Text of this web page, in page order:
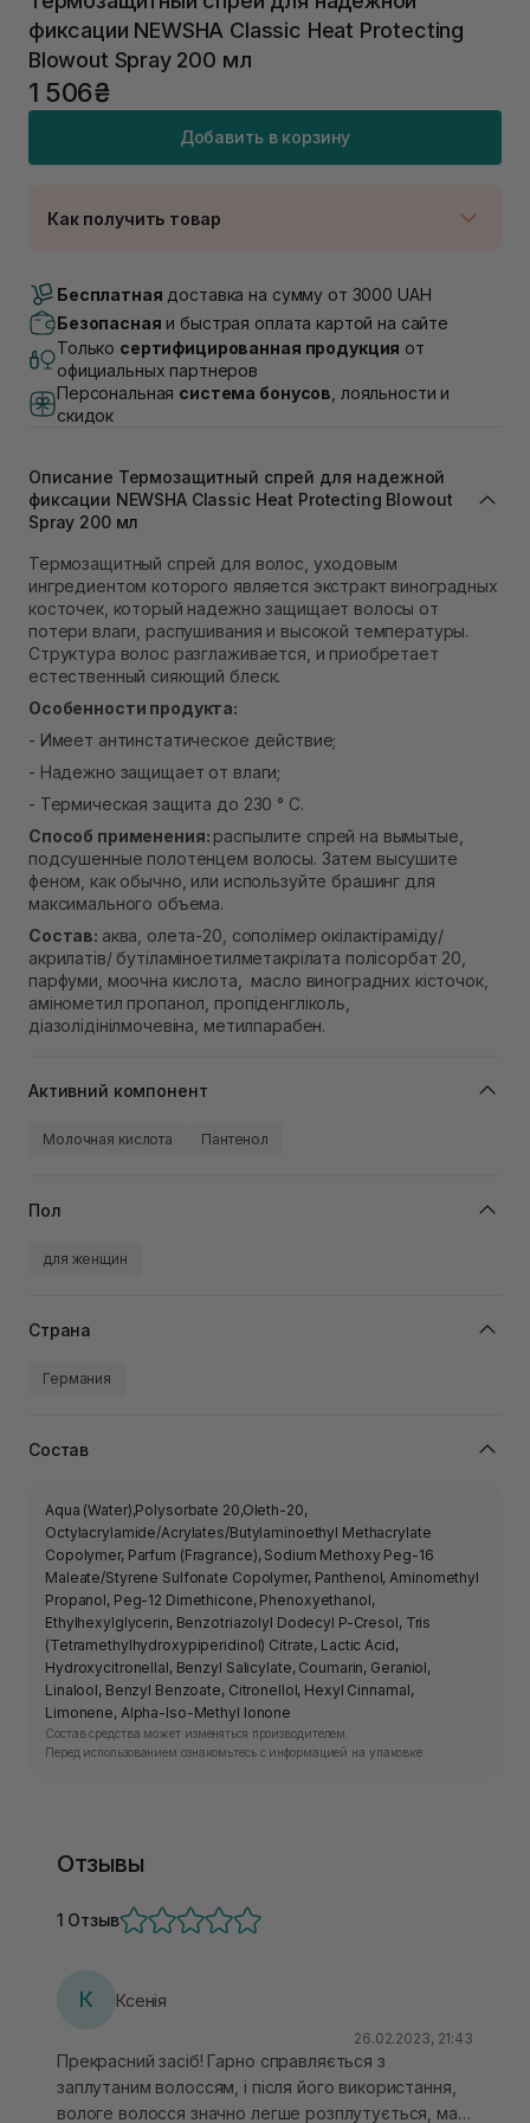
фиксации NEWSHA Classic Heat Protecting
Blowout Spray 200 мл
1 506₴
Добавить в корзину
Как получить товар
В наличии
Самовывоз г. Луцк, Винниченка 4
Самовывоз г. Львов, ул. Академика Подстригача,
1В (Duck's Lake)
Самовывоз г. Львов ул. Степана Бандеры 43
В наличии
Самовывоз Ровно
В наличии
Самовывоз г. Ровно, ул. Кулика и Гудачека 23 (ТЦ
Экватор)
В наличии
Бесплатная доставка на сумму от 3000 UAH
Безопасная и быстрая оплата картой на сайте
Только сертифицированная продукция от
официальных партнеров
Персональная система бонусов , лояльности и
скидок
Описание Термозащитный спрей для надежной
фиксации NEWSHA Classic Heat Protecting Blowout
Spray 200 мл
Термозащитный спрей для волос, уходовым
ингредиентом которого является экстракт виноградных
косточек, который надежно защищает волосы от
потери влаги, распушивания и высокой температуры.
Структура волос разглаживается, и приобретает
естественный сияющий блеск.
Особенности продукта:
- Имеет антинстатическое действие;
- Надежно защищает от влаги;
- Термическая защита до 230 ° C.
Способ применения: распылите спрей на вымытые,
подсушенные полотенцем волосы. Затем высушите
феном, как обычно, или используйте брашинг для
максимального объема.
Состав: аква, олета-20, сополімер окілактіраміду/
акрилатів/ бутіламіноетилметакрілата полісорбат 20,
парфуми, моочна кислота, масло виноградних кісточок,
амінометил пропанол, пропіденгліколь,
діазолідінілмочевіна, метилпарабен.
Активний компонент
Молочная кислота Пантенол
Пол
для женщин
Страна
Германия
Состав
Aqua (Water),Polysorbate 20,Oleth-20,
Octylacrylamide/Acrylates/Butylaminoethyl Methacrylate
Copolymer, Parfum (Fragrance), Sodium Methoxy Peg-16
Maleate/Styrene Sulfonate Copolymer, Panthenol, Aminomethyl
Propanol, Peg-12 Dimethicone, Phenoxyethanol,
Ethylhexylglycerin, Benzotriazolyl Dodecyl P-Cresol, Tris
(Tetramethylhydroxypiperidinol) Citrate, Lactic Acid,
Hydroxycitronellal, Benzyl Salicylate, Coumarin, Geraniol,
Linalool, Benzyl Benzoate, Citronellol, Hexyl Cinnamal,
Limonene, Alpha-Iso-Methyl Ionone
Состав средства может изменяться производителем.
Перед использованием ознакомьтесь с информацией на упаковке.
Отзывы
1 Отзыв
К Ксенія
26.02.2023, 21:43
Прекрасний засіб! Гарно справляється з
заплутаним волоссям, і після його використання,
вологе волосся значно легше розплутується, має